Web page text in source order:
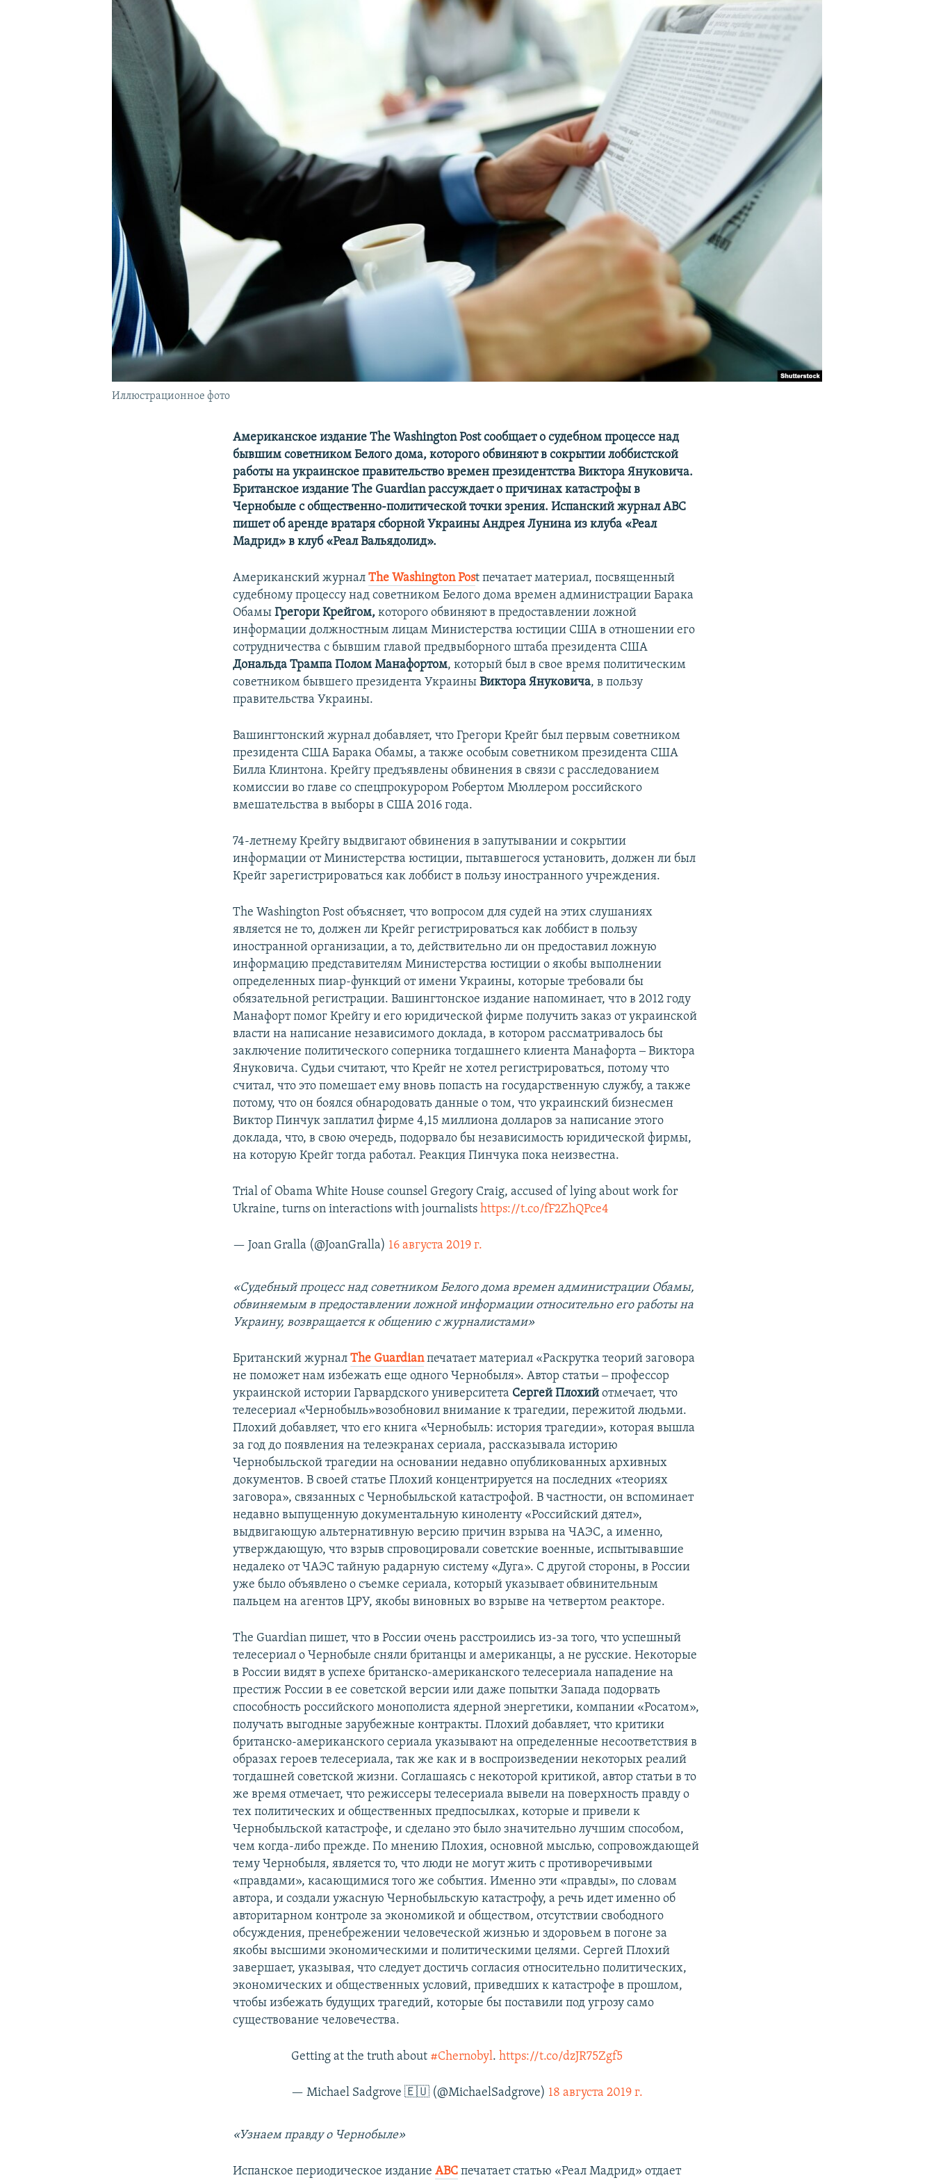
УКРАИНСКАЯ ПРОБЛЕМА КРЫМА
Иллюстрационное фото
Американское издание The Washington Post сообщает о судебном процессе над
бывшим советником Белого дома, которого обвиняют в сокрытии лоббистской
работы на украинское правительство времен президентства Виктора Януковича.
Британское издание The Guardian рассуждает о причинах катастрофы в
Чернобыле с общественно-политической точки зрения. Испанский журнал АВС
пишет об аренде вратаря сборной Украины Андрея Лунина из клуба «Реал
Мадрид» в клуб «Реал Вальядолид».
Американский журналThe Washington Post печатает материал, посвященный
судебному процессу над советником Белого дома времен администрации Барака
Обамы Грегори Крейгом, которого обвиняют в предоставлении ложной
информации должностным лицам Министерства юстиции США в отношении его
сотрудничества с бывшим главой предвыборного штаба президента США
Дональда Трампа Полом Манафортом, который был в свое время политическим
советником бывшего президента УкраиныВиктора Януковича, в пользу
правительства Украины.
Вашингтонский журнал добавляет, что Грегори Крейг был первым советником
президента США Барака Обамы, а также особым советником президента США
Билла Клинтона. Крейгу предъявлены обвинения в связи с расследованием
комиссии во главе со спецпрокурором Робертом Мюллером российского
вмешательства в выборы в США 2016 года.
74-летнему Крейгу выдвигают обвинения в запутывании и сокрытии
информации от Министерства юстиции, пытавшегося установить, должен ли был
Крейг зарегистрироваться как лоббист в пользу иностранного учреждения.
The Washington Post объясняет, что вопросом для судей на этих слушаниях
является не то, должен ли Крейг регистрироваться как лоббист в пользу
иностранной организации, а то, действительно ли он предоставил ложную
информацию представителям Министерства юстиции о якобы выполнении
определенных пиар-функций от имени Украины, которые требовали бы
обязательной регистрации. Вашингтонское издание напоминает, что в 2012 году
Манафорт помог Крейгу и его юридической фирме получить заказ от украинской
власти на написание независимого доклада, в котором рассматривалось бы
заключение политического соперника тогдашнего клиента Манафорта ‒ Виктора
Януковича. Судьи считают, что Крейг не хотел регистрироваться, потому что
считал, что это помешает ему вновь попасть на государственную службу, а также
потому, что он боялся обнародовать данные о том, что украинский бизнесмен
Виктор Пинчук заплатил фирме 4,15 миллиона долларов за написание этого
доклада, что, в свою очередь, подорвало бы независимость юридической фирмы,
на которую Крейг тогда работал. Реакция Пинчука пока неизвестна.
Trial of Obama White House counsel Gregory Craig, accused of lying about work for
Ukraine, turns on interactions with journalistshttps://t.co/fF2ZhQPce4
— Joan Gralla (@JoanGralla) 16 августа 2019 г.
«Судебный процесс над советником Белого дома времен администрации Обамы,
обвиняемым в предоставлении ложной информации относительно его работы на
Украину, возвращается к общению с журналистами»
Британский журналThe Guardianпечатает материал «Раскрутка теорий заговора
не поможет нам избежать еще одного Чернобыля». Автор статьи ‒ профессор
украинской истории Гарвардского университета Сергей Плохий отмечает, что
телесериал «Чернобыль»возобновил внимание к трагедии, пережитой людьми.
Плохий добавляет, что его книга «Чернобыль: история трагедии», которая вышла
за год до появления на телеэкранах сериала, рассказывала историю
Чернобыльской трагедии на основании недавно опубликованных архивных
документов. В своей статье Плохий концентрируется на последних «теориях
заговора», связанных с Чернобыльской катастрофой. В частности, он вспоминает
недавно выпущенную документальную киноленту «Российский дятел»,
выдвигающую альтернативную версию причин взрыва на ЧАЭС, а именно,
утверждающую, что взрыв спровоцировали советские военные, испытывавшие
недалеко от ЧАЭС тайную радарную систему «Дуга». С другой стороны, в России
уже было объявлено о съемке сериала, который указывает обвинительным
пальцем на агентов ЦРУ, якобы виновных во взрыве на четвертом реакторе.
The Guardian пишет, что в России очень расстроились из-за того, что успешный
телесериал о Чернобыле сняли британцы и американцы, а не русские. Некоторые
в России видят в успехе британско-американского телесериала нападение на
престиж России в ее советской версии или даже попытки Запада подорвать
способность российского монополиста ядерной энергетики, компании «Росатом»,
получать выгодные зарубежные контракты. Плохий добавляет, что критики
британско-американского сериала указывают на определенные несоответствия в
образах героев телесериала, так же как и в воспроизведении некоторых реалий
тогдашней советской жизни. Соглашаясь с некоторой критикой, автор статьи в то
же время отмечает, что режиссеры телесериала вывели на поверхность правду о
тех политических и общественных предпосылках, которые и привели к
Чернобыльской катастрофе, и сделано это было значительно лучшим способом,
чем когда-либо прежде. По мнению Плохия, основной мыслью, сопровождающей
тему Чернобыля, является то, что люди не могут жить с противоречивыми
«правдами», касающимися того же события. Именно эти «правды», по словам
автора, и создали ужасную Чернобыльскую катастрофу, а речь идет именно об
авторитарном контроле за экономикой и обществом, отсутствии свободного
обсуждения, пренебрежении человеческой жизнью и здоровьем в погоне за
якобы высшими экономическими и политическими целями. Сергей Плохий
завершает, указывая, что следует достичь согласия относительно политических,
экономических и общественных условий, приведших к катастрофе в прошлом,
чтобы избежать будущих трагедий, которые бы поставили под угрозу само
существование человечества.
Getting at the truth about #Chernobyl. https://t.co/dzJR75Zgf5
— Michael Sadgrove 🇪🇺 (@MichaelSadgrove) 18 августа 2019 г.
«Узнаем правду о Чернобыле»
Испанское периодическое изданиеАВС печатает статью «Реал Мадрид» отдает